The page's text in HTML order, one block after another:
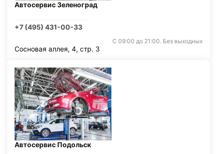
Автосервис Зеленоград
+7 (495) 431-00-33
С 09:00 до 21:00. Без выходных
Сосновая аллея, 4, стр. 3
Автосервис Подольск